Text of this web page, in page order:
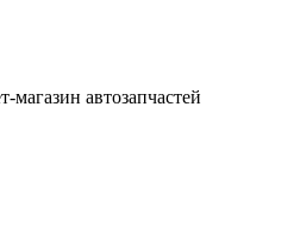
автозапчастей